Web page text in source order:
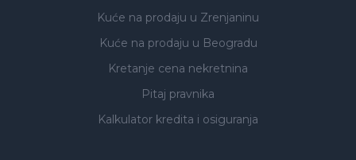
Kuće na prodaju u Zrenjaninu
Kuće na prodaju u Beogradu
Kretanje cena nekretnina
Pitaj pravnika
Kalkulator kredita i osiguranja